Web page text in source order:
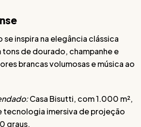
se inspira na elegância clássica
tons de dourado, champanhe e
brancas volumosas e música ao
Casa Bisutti, com 1.000 m²,
tecnologia imersiva de projeção
graus.